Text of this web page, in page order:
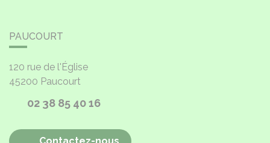
PAUCOURT
120 rue de l'Église
45200 Paucourt
02 38 85 40 16
Contactez-nous